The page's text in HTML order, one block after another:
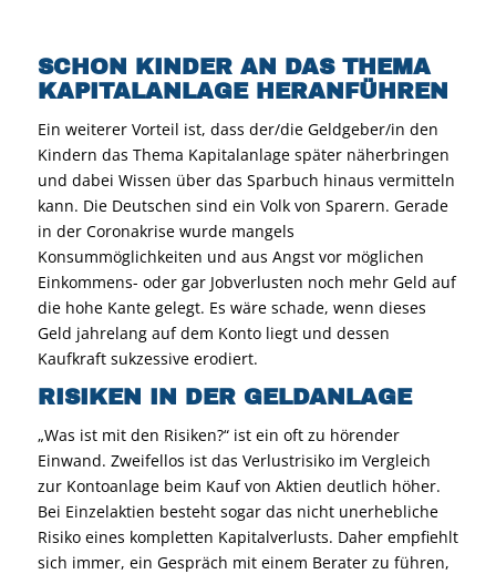
SCHON KINDER AN DAS THEMA
KAPITALANLAGE HERANFÜHREN
Ein weiterer Vorteil ist, dass der/die Geldgeber/in den
Kindern das Thema Kapitalanlage später näherbringen
und dabei Wissen über das Sparbuch hinaus vermitteln
kann. Die Deutschen sind ein Volk von Sparern. Gerade
in der Coronakrise wurde mangels
Konsummöglichkeiten und aus Angst vor möglichen
Einkommens- oder gar Jobverlusten noch mehr Geld auf
die hohe Kante gelegt. Es wäre schade, wenn dieses
Geld jahrelang auf dem Konto liegt und dessen
Kaufkraft sukzessive erodiert.
RISIKEN IN DER GELDANLAGE
„Was ist mit den Risiken?“ ist ein oft zu hörender
Einwand. Zweifellos ist das Verlustrisiko im Vergleich
zur Kontoanlage beim Kauf von Aktien deutlich höher.
Bei Einzelaktien besteht sogar das nicht unerhebliche
Risiko eines kompletten Kapitalverlusts. Daher empfiehlt
sich immer, ein Gespräch mit einem Berater zu führen,